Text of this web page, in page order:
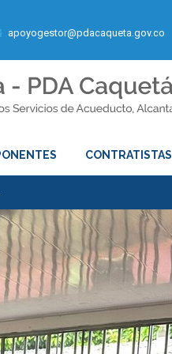
apoyogestor@pdacaqueta.gov.co
CONTRATISTAS